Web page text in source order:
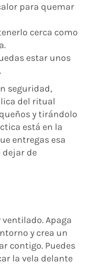
para quemar
cerca como
estar unos
seguridad,
del ritual
y tirándolo
está en la
entregas esa
dejar de
Apaga
y crea un
contigo. Puedes
la vela delante